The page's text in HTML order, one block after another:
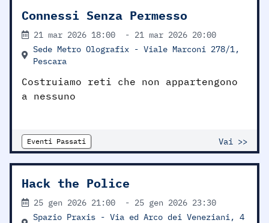
Connessi Senza Permesso
21 mar 2026 18:00 - 21 mar 2026 20:00
Sede Metro Olografix - Viale Marconi 278/1,
Pescara
Costruiamo reti che non appartengono
a nessuno
Eventi Passati Vai >>
Hack the Police
25 gen 2026 21:00 - 25 gen 2026 23:30
Spazio Praxis - Via ed Arco dei Veneziani, 4